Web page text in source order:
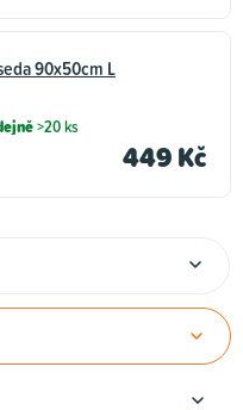
90x50cm L
>20 ks
449 Kč